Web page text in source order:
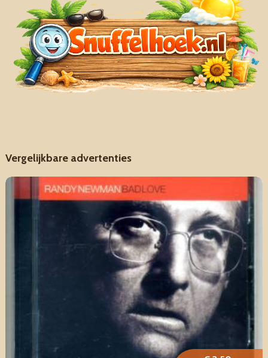
Vergelijkbare advertenties